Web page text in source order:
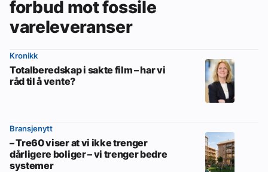
forbud mot fossile
vareleveranser
Kronikk
Totalberedskap i sakte film – har vi
råd til å vente?
Bransjenytt
– Tre60 viser at vi ikke trenger
dårligere boliger – vi trenger bedre
systemer